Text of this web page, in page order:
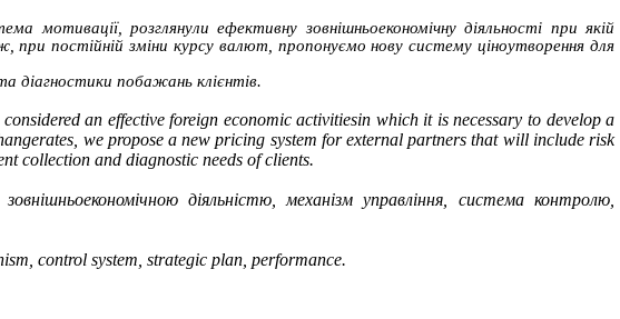
розглянули ефективну зовнішньоекономічну діяльності при якій
постійній зміни курсу валют, пропонуємо нову систему ціноутворення для
діагностики побажань клієнтів.
an effectiveforeign economicactivitiesin which it isnecessary to develop a
wepropose a new pricing system for externalpartners that will includerisk
collection and diagnostic needs ofclients.
діяльністю, механізм управління, система контролю,
control system, strategic plan, performance.